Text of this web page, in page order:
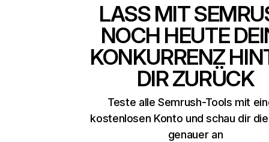
LASS MIT
NOCH HEUTE
KONKURRENZ
DIR ZURÜCK
Teste alle Semrush-Tools mit
kostenlosen Konto und schau dir
genauer an